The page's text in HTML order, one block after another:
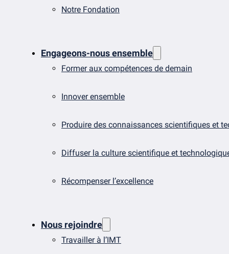
Notre Fondation
Engageons-nous ensemble
Former aux compétences de demain
Innover ensemble
Produire des connaissances scientifiques et
Diffuser la culture scientifique et
Récompenser l’excellence
Nous rejoindre
Travailler à l’IMT